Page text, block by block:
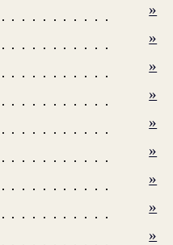
»
»
»
»
»
»
»
»
»